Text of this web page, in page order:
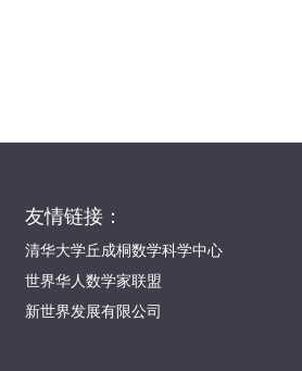
友情链接：
清华大学丘成桐数学科学中心
世界华人数学家联盟
新世界发展有限公司